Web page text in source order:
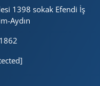
1398 sokak Efendi İş
Aydın